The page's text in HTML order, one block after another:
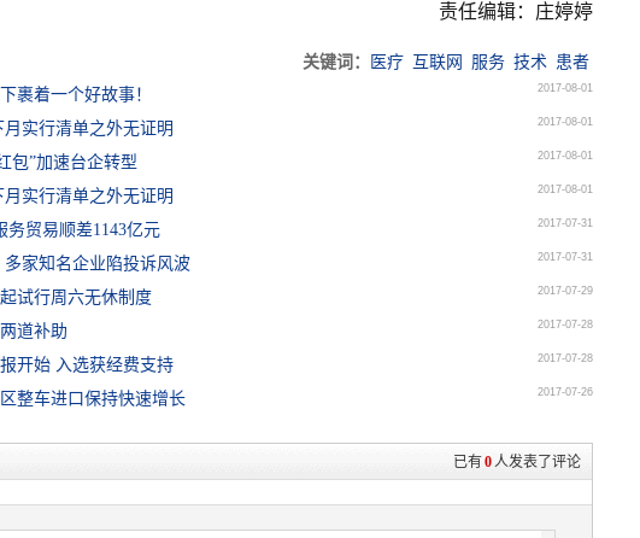
责任编辑：庄婷婷
关键词： 医疗 互联网 服务 技术 患者
裹着一个好故事！
2017-08-01
实行清单之外无证明 2017-08-01
包”加速台企转型 2017-08-01
实行清单之外无证明 2017-08-01
务贸易顺差1143亿元 2017-07-31
家知名企业陷投诉风波 2017-07-31
试行周六无休制度 2017-07-29
道补助 2017-07-28
开始 入选获经费支持 2017-07-28
整车进口保持快速增长 2017-07-26
已有0人发表了评论